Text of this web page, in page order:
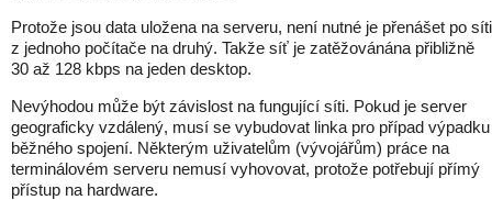
Protože jsou data uložena na serveru, není nutné je přenášet po síti
z jednoho počítače na druhý. Takže síť je zatěžovánána přibližně
30 až 128 kbps na jeden desktop.
Nevýhodou může být závislost na fungující síti. Pokud je server
geograficky vzdálený, musí se vybudovat linka pro případ výpadku
běžného spojení. Některým uživatelům (vývojářům) práce na
terminálovém serveru nemusí vyhovovat, protože potřebují přímý
přístup na hardware.